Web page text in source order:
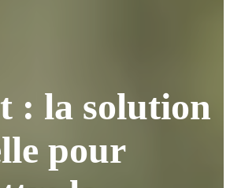
: la solution
pour